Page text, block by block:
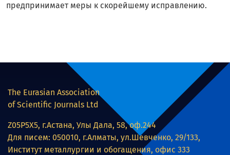
предпринимает меры к скорейшему исправлению.
The Eurasian Association
of Scientific Journals Ltd
Z05P5X5, г.Астана, Улы Дала, 58, оф.244
Для писем: 050010, г.Алматы, ул.Шевченко, 29/133,
Институт металлургии и обогащения, офис 333